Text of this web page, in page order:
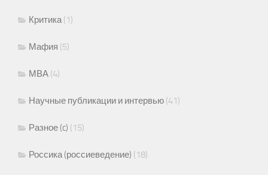
Критика(1)
Мафия (5)
МВА (4)
Научные публикации и интервью (41)
Разное (c) (15)
Россика (россиеведение) (18)